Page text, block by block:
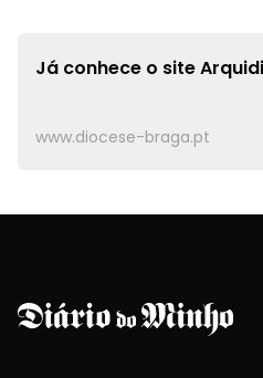
Já conhece o site
www.diocese-braga.pt